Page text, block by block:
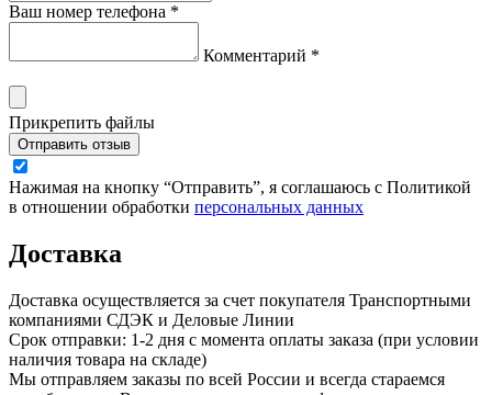
Ваш номер телефона *
Комментарий *
Прикрепить файлы
Отправить отзыв
Нажимая на кнопку “Отправить”, я соглашаюсь с Политикой
в отношении обработки персональных данных
Доставка
Доставка осуществляется за счет покупателя Транспортными
компаниями СДЭК и Деловые Линии
Срок отправки: 1-2 дня с момента оплаты заказа (при условии
наличия товара на складе)
Мы отправляем заказы по всей России и всегда стараемся